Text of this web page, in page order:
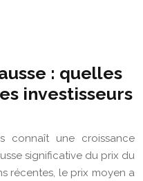
: quelles
investisseurs
connaît une croissance
significative du prix du
récentes, le prix moyen a